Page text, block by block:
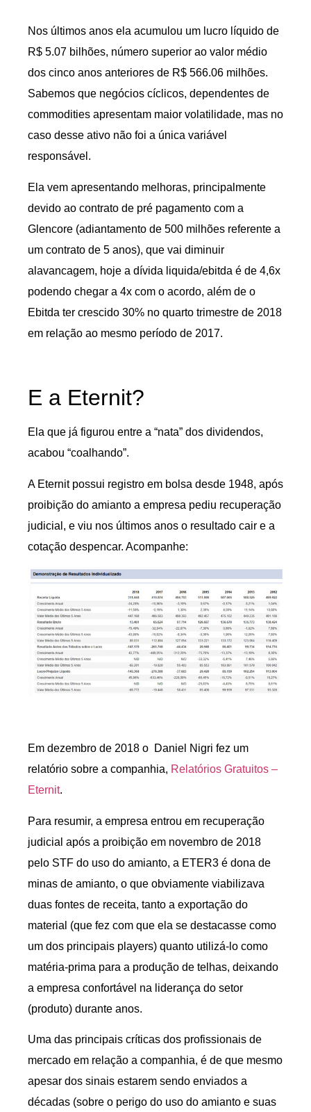
Nos últimos anos ela acumulou um lucro líquido de
R$ 5.07 bilhões, número superior ao valor médio
dos cinco anos anteriores de R$ 566.06 milhões.
Sabemos que negócios cíclicos, dependentes de
commodities apresentam maior volatilidade, mas no
caso desse ativo não foi a única variável
responsável.
Ela vem apresentando melhoras, principalmente
devido ao contrato de pré pagamento com a
Glencore (adiantamento de 500 milhões referente a
um contrato de 5 anos), que vai diminuir
alavancagem, hoje a dívida liquida/ebitda é de 4,6x
podendo chegar a 4x com o acordo, além de o
Ebitda ter crescido 30% no quarto trimestre de 2018
em relação ao mesmo período de 2017.
E a Eternit?
Ela que já figurou entre a “nata” dos dividendos,
acabou “coalhando”.
A Eternit possui registro em bolsa desde 1948, após
proibição do amianto a empresa pediu recuperação
judicial, e viu nos últimos anos o resultado cair e a
cotação despencar. Acompanhe:
Em dezembro de 2018 o Daniel Nigri fez um
relatório sobre a companhia, Relatórios Gratuitos –
Eternit.
Para resumir, a empresa entrou em recuperação
judicial após a proibição em novembro de 2018
pelo STF do uso do amianto, a ETER3 é dona de
minas de amianto, o que obviamente viabilizava
duas fontes de receita, tanto a exportação do
material (que fez com que ela se destacasse como
um dos principais players) quanto utilizá-lo como
matéria-prima para a produção de telhas, deixando
a empresa confortável na liderança do setor
(produto) durante anos.
Uma das principais críticas dos profissionais de
mercado em relação a companhia, é de que mesmo
apesar dos sinais estarem sendo enviados a
décadas (sobre o perigo do uso do amianto e suas